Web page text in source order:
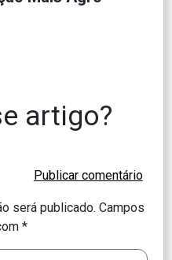
artigo?
será publicado. Campos
*